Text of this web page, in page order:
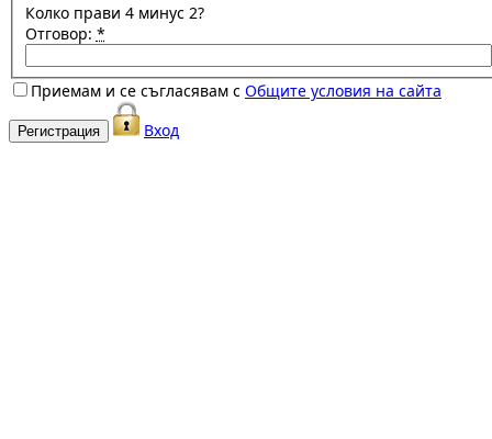
Колко прави 4 минус 2?
Отговор: *
Приемам и се съгласявам с Общите условия на сайта
Вход